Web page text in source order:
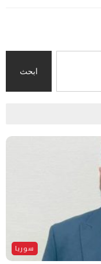
ابحث
سوريا